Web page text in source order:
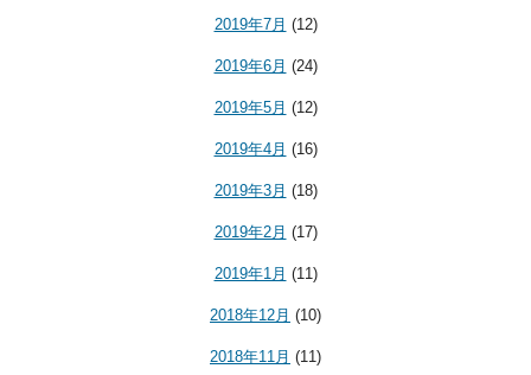
2019年7月 (12)
2019年6月 (24)
2019年5月 (12)
2019年4月 (16)
2019年3月 (18)
2019年2月 (17)
2019年1月 (11)
2018年12月 (10)
2018年11月 (11)